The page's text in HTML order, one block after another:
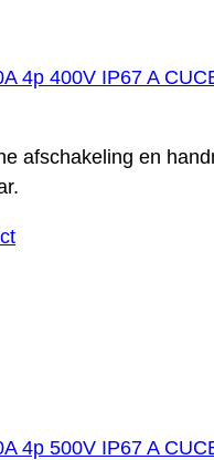
4p 400V IP67 A
afschakeling en
4p 500V IP67 A